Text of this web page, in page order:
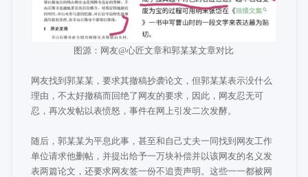
图源：网友@心匠文章和郭某某文章对比
网友找到郭某某，要求其撤稿抄袭论文，但郭某某表示没什么
理由，不太好撤稿而回绝了网友的要求，因此，网友忍无可
忍，再次发帖以表愤怒，事件在网上引发二次发酵。
随后，郭某某为平息此事，甚至和自己丈夫一同找到网友工作
单位请求他删帖，并提出给予一万块补偿并以该网友的名义发
表两篇论文，还要求网友签一份不追责声明。这些一一都被网